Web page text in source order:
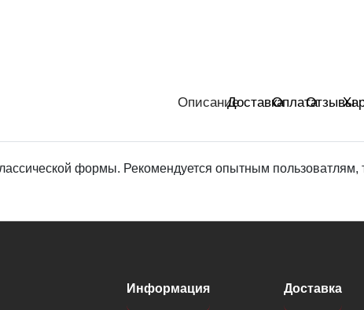
ОписаниеДоставкаОплатаОтзывы
формы. Рекомендуется опытным
Информация Доставка